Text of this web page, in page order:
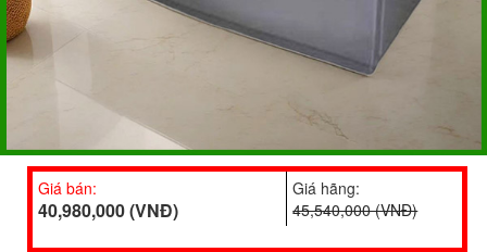
Giá bán:
40,980,000 (VNĐ)
Giá hãng:
45,540,000 (VNĐ)